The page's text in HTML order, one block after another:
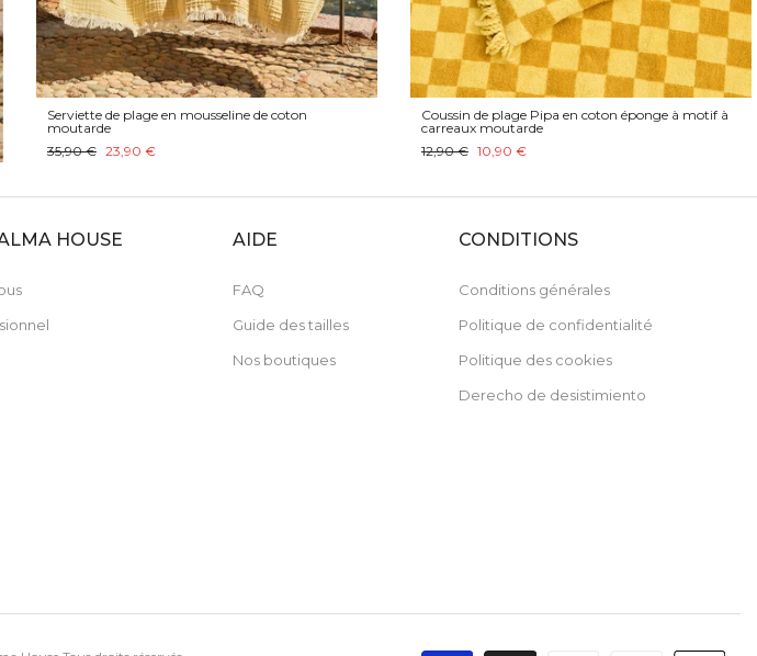
Serviette de plage en mousseline de coton
moutarde
35,90 € 23,90 €
Coussin de plage Pipa en coton éponge à motif à
carreaux moutarde
12,90 € 10,90 €
HOUSE AIDE
FAQ
Guide des tailles
Nos boutiques
CONDITIONS
Conditions générales
Politique de confidentialité
Politique des cookies
Derecho de desistimiento